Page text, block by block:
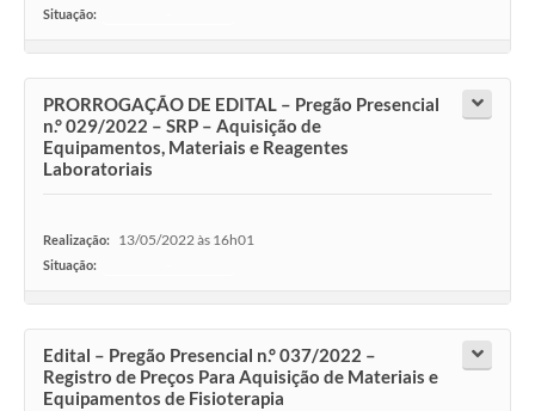
Situação:
PRORROGAÇÃO DE EDITAL – Pregão Presencial
n.° 029/2022 – SRP – Aquisição de
Equipamentos, Materiais e Reagentes
Laboratoriais
Realização: 13/05/2022 às 16h01
Situação:
Edital – Pregão Presencial n.° 037/2022 –
Registro de Preços Para Aquisição de Materiais e
Equipamentos de Fisioterapia